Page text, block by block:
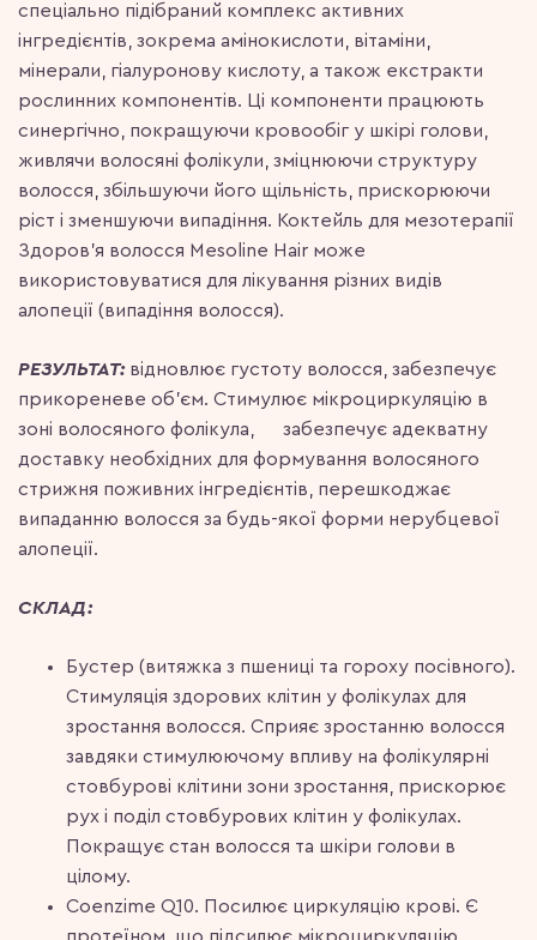
спеціально підібраний комплекс активних
інгредієнтів, зокрема амінокислоти, вітаміни,
мінерали, гіалуронову кислоту, а також екстракти
рослинних компонентів. Ці компоненти працюють
синергічно, покращуючи кровообіг у шкірі голови,
живлячи волосяні фолікули, зміцнюючи структуру
волосся, збільшуючи його щільність, прискорюючи
ріст і зменшуючи випадіння. Коктейль для мезотерапії
Здоров’я волосся Mesoline Hair може
використовуватися для лікування різних видів
алопеції (випадіння волосся).
РЕЗУЛЬТАТ: відновлює густоту волосся, забезпечує
прикореневе об’єм. Стимулює мікроциркуляцію в
зоні волосяного фолікула, забезпечує адекватну
доставку необхідних для формування волосяного
стрижня поживних інгредієнтів, перешкоджає
випаданню волосся за будь-якої форми нерубцевої
алопеції.
СКЛАД:
Бустер (витяжка з пшениці та гороху посівного).
Стимуляція здорових клітин у фолікулах для
зростання волосся. Сприяє зростанню волосся
завдяки стимулюючому впливу на фолікулярні
стовбурові клітини зони зростання, прискорює
рух і поділ стовбурових клітин у фолікулах.
Покращує стан волосся та шкіри голови в
цілому.
Coenzime Q10. Посилює циркуляцію крові. Є